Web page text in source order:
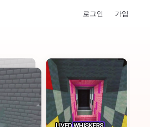
로그인 가입